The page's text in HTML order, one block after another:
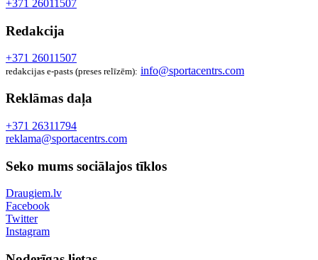
+371 26011507
Redakcija
+371 26011507
redakcijas e-pasts (preses relīzēm): info@sportacentrs.com
Reklāmas daļa
+371 26311794
reklama@sportacentrs.com
Seko mums sociālajos tīklos
Draugiem.lv
Facebook
Twitter
Instagram